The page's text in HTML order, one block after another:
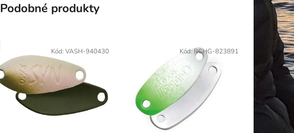
Podobné produkty
Kód: VASH-940430 Kód: RCHG-823891